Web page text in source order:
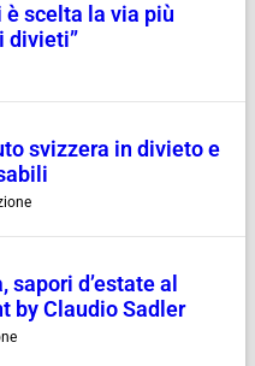
è scelta la via più
divieti”
svizzera in divieto e
sapori d’estate al
by Claudio Sadler